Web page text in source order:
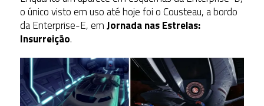
o único visto em uso até hoje foi o Cousteau, a bordo
da Enterprise-E, emJornada nas Estrelas:
Insurreição.